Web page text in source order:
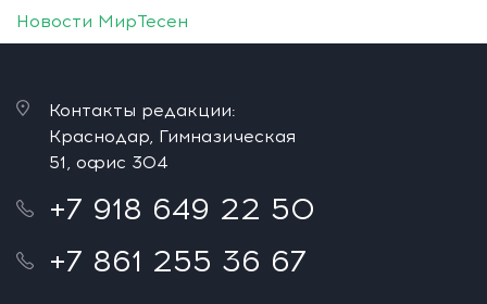
Новости МирТесен
Контакты редакции:
Краснодар, Гимназическая
51, офис 304
+7 918 649 22 50
+7 861 255 36 67